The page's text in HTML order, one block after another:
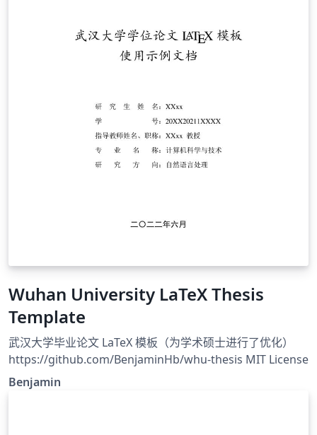
Wuhan University LaTeX Thesis
Template
武汉大学毕业论文 LaTeX 模板（为学术硕士进行了优化）
https://github.com/BenjaminHb/whu-thesis MIT License
Benjamin